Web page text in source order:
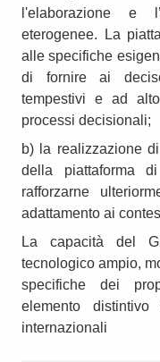
l'elaborazione e
eterogenee. La
alle specifiche
di fornire ai
tempestivi e ad
processi decisionali;
b) la realizzazione
della piattaforma
rafforzarne
adattamento ai
La capacità del
tecnologico ampio,
specifiche dei
elemento
internazionali